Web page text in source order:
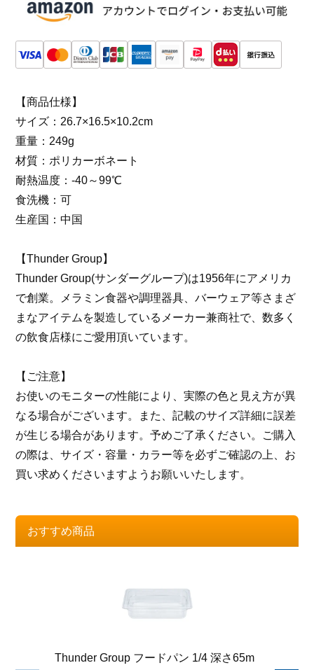
【商品仕様】
サイズ：26.7×16.5×10.2cm
重量：249g
材質：ポリカーボネート
耐熱温度：-40～99℃
食洗機：可
生産国：中国
【Thunder Group】
Thunder Group(サンダーグループ)は1956年にアメリカ
で創業。メラミン食器や調理器具、バーウェア等さまざ
まなアイテムを製造しているメーカー兼商社で、数多く
の飲食店様にご愛用頂いています。
【ご注意】
お使いのモニターの性能により、実際の色と見え方が異
なる場合がございます。また、記載のサイズ詳細に誤差
が生じる場合があります。予めご了承ください。ご購入
の際は、サイズ・容量・カラー等を必ずご確認の上、お
買い求めくださいますようお願いいたします。
おすすめ商品
Thunder Group フードパン 1/4 深さ65m